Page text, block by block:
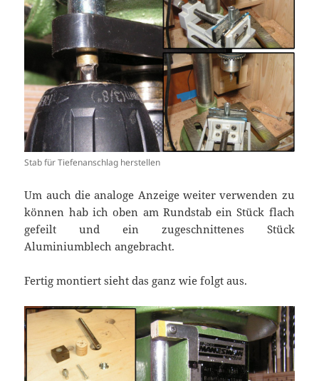
Stab für Tiefenanschlag herstellen
Um auch die analoge Anzeige weiter verwenden zu
können hab ich oben am Rundstab ein Stück flach
gefeilt und ein zugeschnittenes Stück
Aluminiumblech angebracht.
Fertig montiert sieht das ganz wie folgt aus.